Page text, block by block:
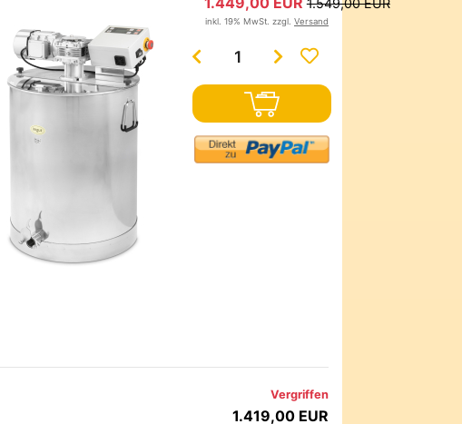
1.549,00 EUR
inkl. 19% MwSt. zzgl. Versand
Vergriffen
1.419,00 EUR